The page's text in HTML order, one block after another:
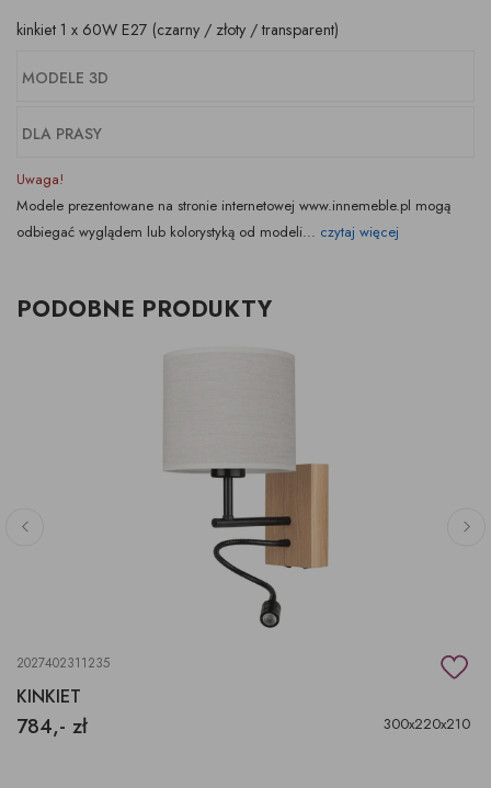
kinkiet 1 x 60W E27 (czarny / złoty / transparent)
MODELE 3D
DLA PRASY
Uwaga!
Modele prezentowane na stronie internetowej www.innemeble.pl mogą
odbiegać wyglądem lub kolorystyką od modeli... czytaj więcej
PODOBNE PRODUKTY
2027402311235
KINKIET
784,- zł 300x220x210